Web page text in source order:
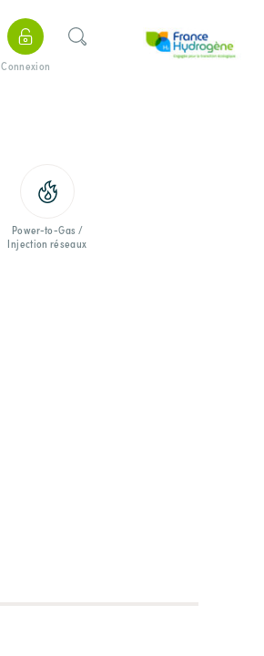
Connexion
Power-to-Gas /
Injection réseaux